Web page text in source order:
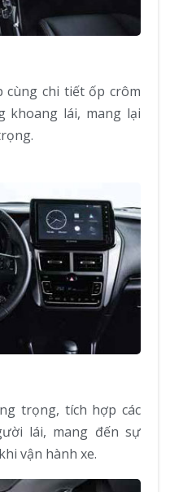
chi tiết ốp crôm
khoang lái, mang lại
trọng, tích hợp các
lái, mang đến sự
vận hành xe.